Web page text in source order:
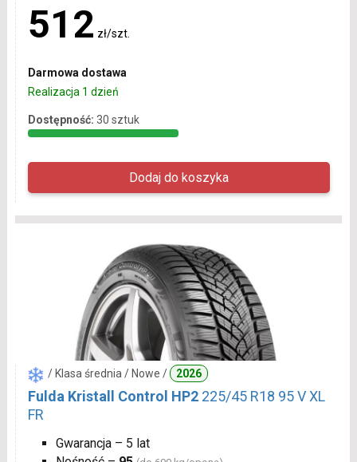
512 zł/szt.
Darmowa dostawa
Realizacja 1 dzień
Dostępność: 30 sztuk
/ Klasa średnia / Nowe / 2026
Fulda Kristall Control HP2 225/45 R18 95 V XL
FR
Gwarancja – 5 lat